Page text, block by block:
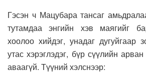
Гэсэн ч Мацубара тансаг
тутамдаа энгийн хэв маягийг
хоолоо хийдэг, унадаг дугуйгаар
утас хэрэглэдэг, бүр сүүлийн
аваагүй. Түүний хэлснээр: